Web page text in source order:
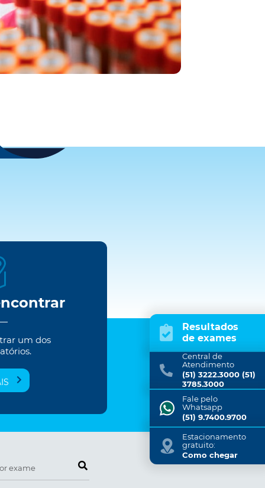
um dos
Pesquise por exame
Resultados
de exames
Central de
Atendimento
(51) 3222.3000 (51)
3785.3000
Fale pelo
Whatsapp
(51) 9.7400.9700
Estacionamento
gratuito:
Como chegar